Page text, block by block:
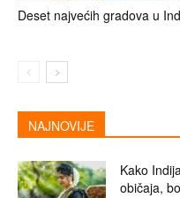
Deset najvećih gradova u
NAJNOVIJE
Kako
običaja,